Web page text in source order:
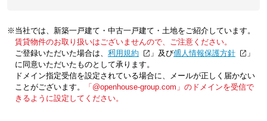
※当社では、新築一戸建て・中古一戸建て・土地をご紹介しています。
賃貸物件のお取り扱いはございませんので、ご注意ください。
ご登録いただいた場合は、「利用規約 」及び「個人情報保護方針
」
に同意いただいたものとして承ります。
ドメイン指定受信を設定されている場合に、メールが正しく届かない
ことがございます。
「@openhouse-group.com」のドメインを受信で
きるように設定してください。